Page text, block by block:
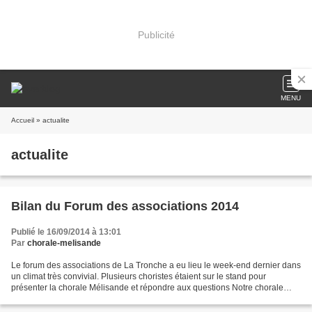
Publicité
MENU
Accueil » actualite
actualite
Bilan du Forum des associations 2014
Publié le 16/09/2014 à 13:01
Par chorale-melisande
Le forum des associations de La Tronche a eu lieu le week-end dernier dans
un climat très convivial. Plusieurs choristes étaient sur le stand pour
présenter la chorale Mélisande et répondre aux questions Notre chorale